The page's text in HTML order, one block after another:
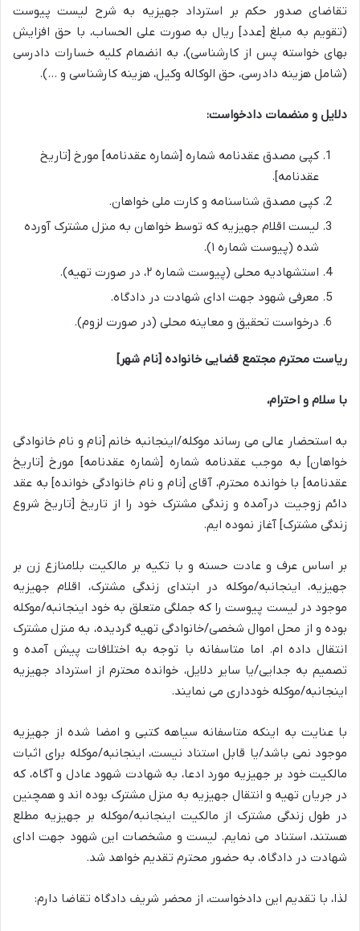
تقاضای صدور حکم بر استرداد جهیزیه به شرح لیست پیوست
(تقویم به مبلغ [عدد] ریال به صورت علی الحساب، با حق افزایش
بهای خواسته پس از کارشناسی)، به انضمام کلیه خسارات دادرسی
(شامل هزینه دادرسی، حق الوکاله وکیل، هزینه کارشناسی و …).
دلایل و منضمات دادخواست:
کپی مصدق عقدنامه شماره [شماره عقدنامه] مورخ [تاریخ
عقدنامه].
کپی مصدق شناسنامه و کارت ملی خواهان.
لیست اقلام جهیزیه که توسط خواهان به منزل مشترک آورده
شده (پیوست شماره ۱).
استشهادیه محلی (پیوست شماره ۲، در صورت تهیه).
معرفی شهود جهت ادای شهادت در دادگاه.
درخواست تحقیق و معاینه محلی (در صورت لزوم).
ریاست محترم مجتمع قضایی خانواده [نام شهر]
با سلام و احترام،
به استحضار عالی می رساند موکله/اینجانبه خانم [نام و نام خانوادگی
خواهان] به موجب عقدنامه شماره [شماره عقدنامه] مورخ [تاریخ
عقدنامه] با خوانده محترم، آقای [نام و نام خانوادگی خوانده] به عقد
دائم زوجیت درآمده و زندگی مشترک خود را از تاریخ [تاریخ شروع
زندگی مشترک] آغاز نموده ایم.
بر اساس عرف و عادت حسنه و با تکیه بر مالکیت بلامنازع زن بر
جهیزیه، اینجانبه/موکله در ابتدای زندگی مشترک، اقلام جهیزیه
موجود در لیست پیوست را که جملگی متعلق به خود اینجانبه/موکله
بوده و از محل اموال شخصی/خانوادگی تهیه گردیده، به منزل مشترک
انتقال داده ام. اما متاسفانه با توجه به اختلافات پیش آمده و
تصمیم به جدایی/یا سایر دلایل، خوانده محترم از استرداد جهیزیه
اینجانبه/موکله خودداری می نمایند.
با عنایت به اینکه متاسفانه سیاهه کتبی و امضا شده از جهیزیه
موجود نمی باشد/یا قابل استناد نیست، اینجانبه/موکله برای اثبات
مالکیت خود بر جهیزیه مورد ادعا، به شهادت شهود عادل و آگاه، که
در جریان تهیه و انتقال جهیزیه به منزل مشترک بوده اند و همچنین
در طول زندگی مشترک از مالکیت اینجانبه/موکله بر جهیزیه مطلع
هستند، استناد می نمایم. لیست و مشخصات این شهود جهت ادای
شهادت در دادگاه، به حضور محترم تقدیم خواهد شد.
لذا، با تقدیم این دادخواست، از محضر شریف دادگاه تقاضا دارم: